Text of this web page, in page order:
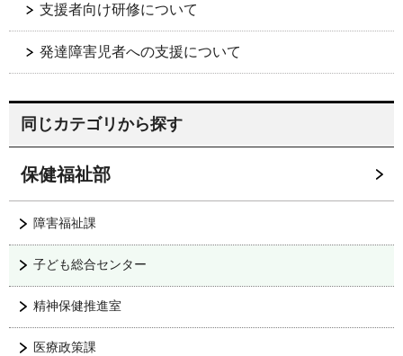
支援者向け研修について
発達障害児者への支援について
同じカテゴリから探す
保健福祉部
障害福祉課
子ども総合センター
精神保健推進室
医療政策課